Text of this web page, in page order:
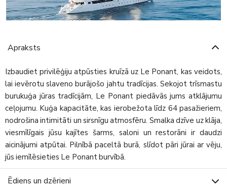
Apraksts
Izbaudiet privilēģiju atpūsties kruīzā uz Le Ponant, kas veidots,
lai ievērotu slaveno burājošo jahtu tradīcijas. Sekojot trīsmastu
burukuģa jūras tradīcijām, Le Ponant piedāvās jums atklājumu
ceļojumu. Kuģa kapacitāte, kas ierobežota līdz 64 pasažieriem,
nodrošina intimitāti un sirsnīgu atmosfēru. Smalka dzīve uz klāja,
viesmīlīgais jūsu kajītes šarms, saloni un restorāni ir daudzi
aicinājumi atpūtai. Pilnībā paceltā burā, slīdot pāri jūrai ar vēju,
jūs iemīlēsieties Le Ponant burvībā.
Ēdiens un dzērieni